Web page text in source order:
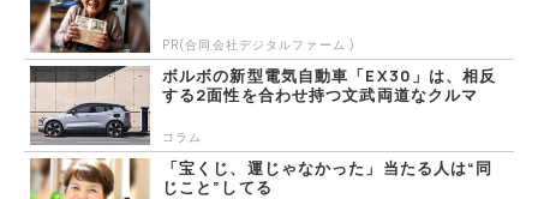
PR(合同会社デジタルファーム )
ボルボの新型電気自動車「EX30」は、相反
する2面性を合わせ持つ文武両道なクルマ
コラム
「宝くじ、運じゃなかった」当たる人は“同
じこと”してる